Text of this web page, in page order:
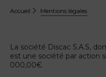
Accueil Mentions légales
La société Discac S.A.S,
est une société par action
000,00€.